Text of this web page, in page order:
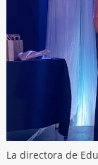
La directora de